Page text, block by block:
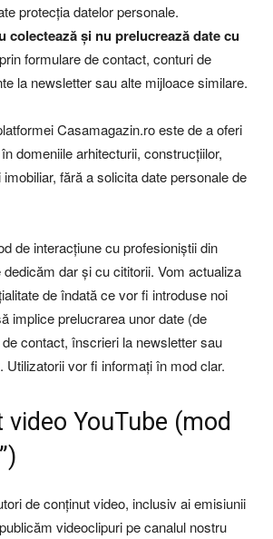
protecția datelor personale.
colectează și nu prelucrează date cu
prin formulare de contact, conturi de
la newsletter sau alte mijloace similare.
Casamagazin.ro este de a oferi
domeniile arhitecturii, construcțiilor,
fără a solicita date personale de
de interacțiune cu profesioniștii din
dar și cu cititorii. Vom actualiza
de îndată ce vor fi introduse noi
implice prelucrarea unor date (de
contact, înscrieri la newsletter sau
Utilizatorii vor fi informați în mod clar.
YouTube (mod
de conținut video, inclusiv ai emisiunii
videoclipuri pe canalul nostru